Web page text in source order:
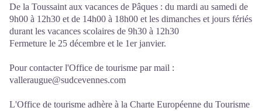
De la Toussaint aux vacances de Pâques : du mardi au samedi de
9h00 à 12h30 et de 14h00 à 18h00 et les dimanches et jours fériés
durant les vacances scolaires de 9h30 à 12h30
Fermeture le 25 décembre et le 1er janvier.
Pour contacter l'Office de tourisme par mail :
valleraugue@sudcevennes.com
L'Office de tourisme adhère à la Charte Européenne du Tourisme